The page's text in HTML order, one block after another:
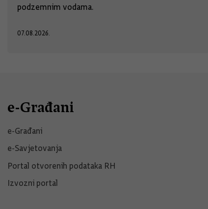
podzemnim vodama.
07.08.2026.
e-Građani
e-Građani
e-Savjetovanja
Portal otvorenih podataka RH
Izvozni portal